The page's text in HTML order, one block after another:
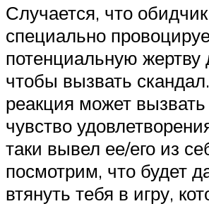
Случается, что обидчик
специально
потенциальную жертву
чтобы вызвать
реакция может вызвать
чувство
таки вывел ее/его из
посмотрим, что будет
втянуть тебя в игру,